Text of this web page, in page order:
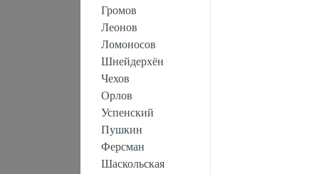
Громов
Леонов
Ломоносов
Шнейдерхён
Чехов
Орлов
Успенский
Пушкин
Ферсман
Шаскольская